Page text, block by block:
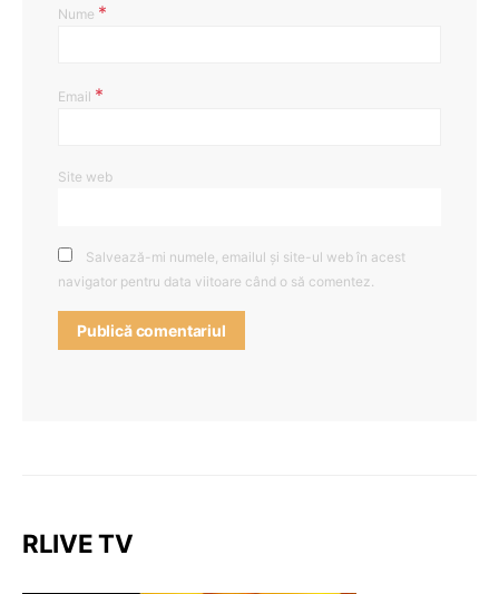
Nume *
Email *
Site web
Salvează-mi numele, emailul și site-ul web în acest
navigator pentru data viitoare când o să comentez.
RLIVE TV